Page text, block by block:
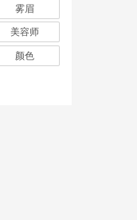
雾眉
美容师
颜色